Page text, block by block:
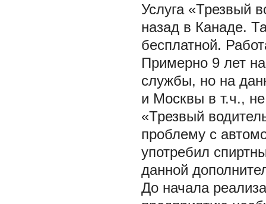
Услуга «Трезвый
назад в Канаде.
бесплатной.
Примерно 9 лет
службы, но на
и Москвы в т.ч.,
«Трезвый
проблему с
употребил
данной
До начала